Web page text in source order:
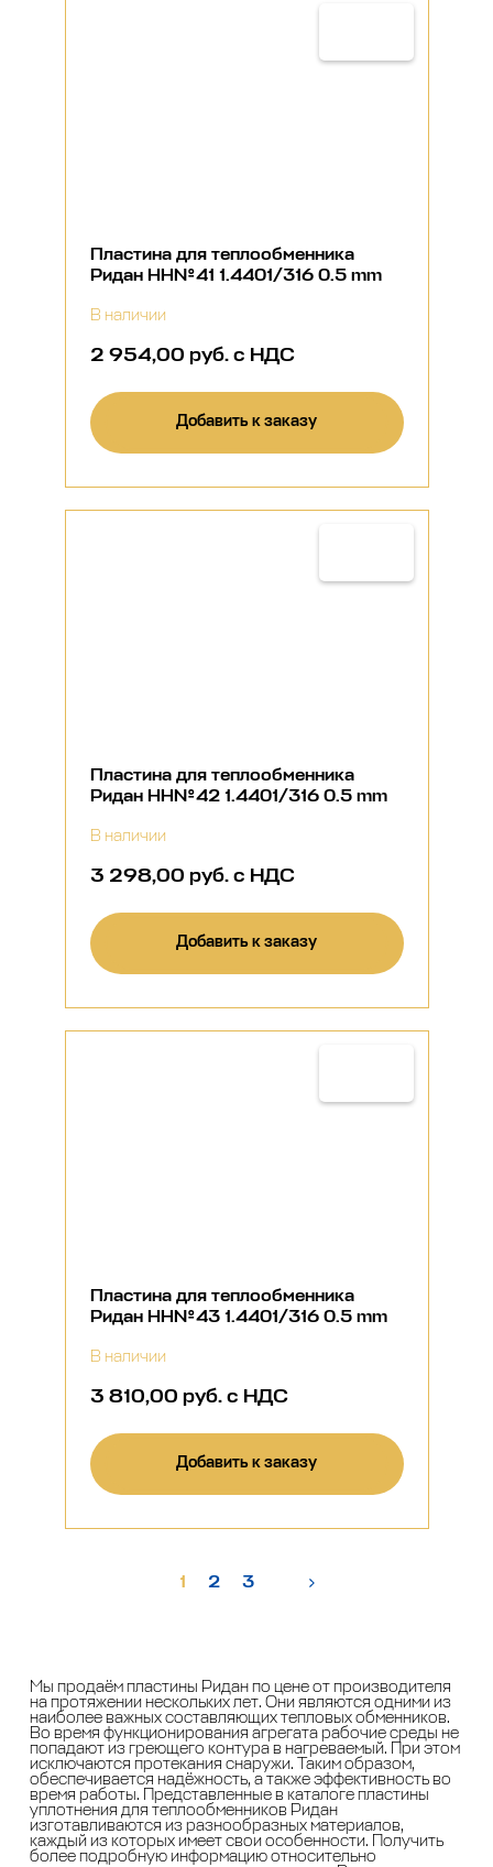
Пластина для теплообменника
Ридан НН№41 1.4401/316 0.5 mm
В наличии
2 954,00 руб. с НДС
Добавить к заказу
Пластина для теплообменника
Ридан НН№42 1.4401/316 0.5 mm
В наличии
3 298,00 руб. с НДС
Добавить к заказу
Пластина для теплообменника
Ридан НН№43 1.4401/316 0.5 mm
В наличии
3 810,00 руб. с НДС
Добавить к заказу
1 2 3
Мы продаём пластины Ридан по цене от производителя
на протяжении нескольких лет. Они являются одними из
наиболее важных составляющих тепловых обменников.
Во время функционирования агрегата рабочие среды не
попадают из греющего контура в нагреваемый. При этом
исключаются протекания снаружи. Таким образом,
обеспечивается надёжность, а также эффективность во
время работы. Представленные в каталоге пластины
уплотнения для теплообменников Ридан
изготавливаются из разнообразных материалов,
каждый из которых имеет свои особенности. Получить
более подробную информацию относительно